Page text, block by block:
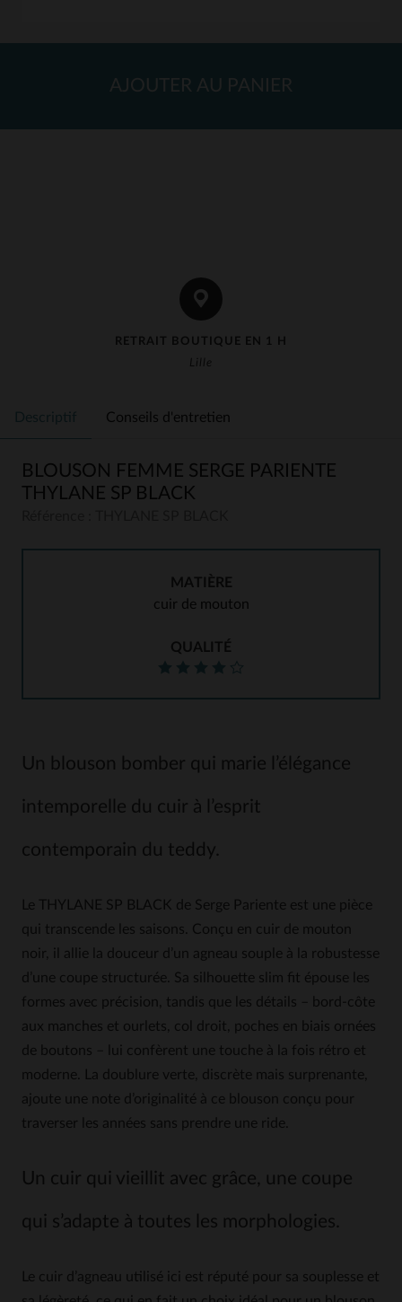
AJOUTER AU PANIER
RETRAIT BOUTIQUE EN 1 H
Lille
Descriptif Conseils d'entretien
BLOUSON FEMME SERGE PARIENTE
THYLANE SP BLACK
MATIÈRE
cuir de mouton
QUALITÉ
Un blouson bomber qui marie l’élégance
intemporelle du cuir à l’esprit
contemporain du teddy.
Le THYLANE SP BLACK de Serge Pariente est une pièce
qui transcende les saisons. Conçu en cuir de mouton
noir, il allie la douceur d’un agneau souple à la robustesse
d’une coupe structurée. Sa silhouette slim fit épouse les
formes avec précision, tandis que les détails – bord-côte
aux manches et ourlets, col droit, poches en biais ornées
de boutons – lui confèrent une touche à la fois rétro et
moderne. La doublure verte, discrète mais surprenante,
ajoute une note d’originalité à ce blouson conçu pour
traverser les années sans prendre une ride.
Un cuir qui vieillit avec grâce, une coupe
qui s’adapte à toutes les morphologies.
Le cuir d’agneau utilisé ici est réputé pour sa souplesse et